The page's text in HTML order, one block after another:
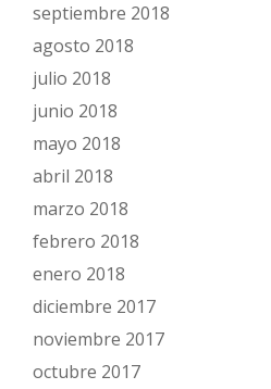
septiembre 2018
agosto 2018
julio 2018
junio 2018
mayo 2018
abril 2018
marzo 2018
febrero 2018
enero 2018
diciembre 2017
noviembre 2017
octubre 2017